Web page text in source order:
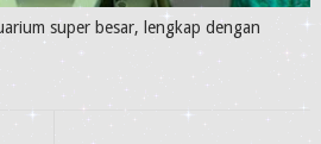
super besar, lengkap dengan